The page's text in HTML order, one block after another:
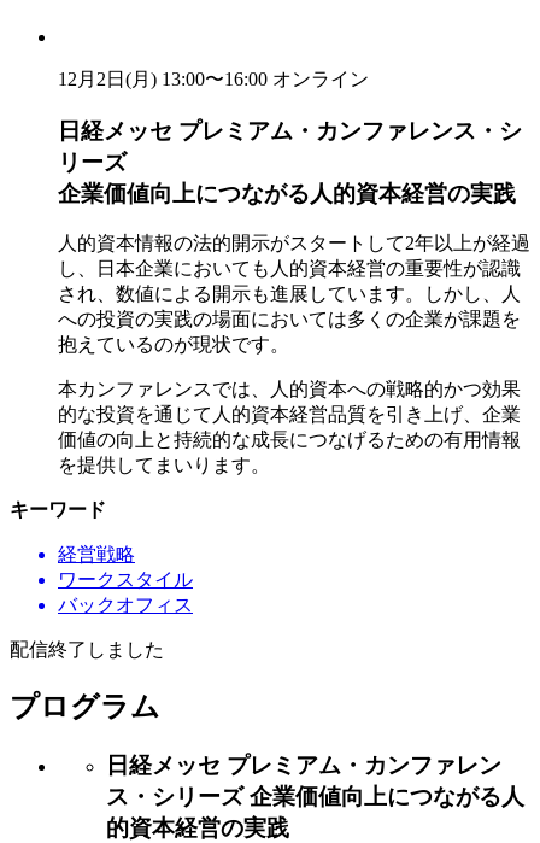
12月2日(月) 13:00〜16:00 オンライン
日経メッセ プレミアム・カンファレンス・シ
リーズ
企業価値向上につながる人的資本経営の実践
人的資本情報の法的開示がスタートして2年以上が経過
し、日本企業においても人的資本経営の重要性が認識
され、数値による開示も進展しています。しかし、人
への投資の実践の場面においては多くの企業が課題を
抱えているのが現状です。
本カンファレンスでは、人的資本への戦略的かつ効果
的な投資を通じて人的資本経営品質を引き上げ、企業
価値の向上と持続的な成長につなげるための有用情報
を提供してまいります。
キーワード
経営戦略
ワークスタイル
バックオフィス
配信終了しました
プログラム
日経メッセ プレミアム・カンファレン
ス・シリーズ 企業価値向上につながる人
的資本経営の実践